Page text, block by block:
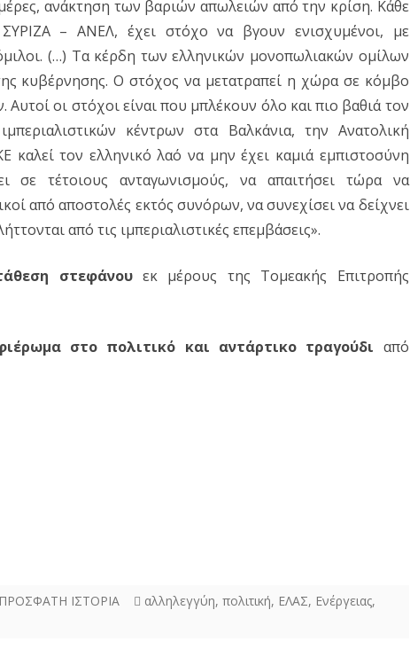
ανάκτηση των βαριών απωλειών από την κρίση. Κάθε
– ΑΝΕΛ, έχει στόχο να βγουν ενισχυμένοι, με
(…) Τα κέρδη των ελληνικών μονοπωλιακών ομίλων
κυβέρνησης. Ο στόχος να μετατραπεί η χώρα σε κόμβο
οι στόχοι είναι που μπλέκουν όλο και πιο βαθιά τον
κέντρων στα Βαλκάνια, την Ανατολική
τον ελληνικό λαό να μην έχει καμιά εμπιστοσύνη
σε τέτοιους ανταγωνισμούς, να απαιτήσει τώρα να
από αποστολές εκτός συνόρων, να συνεχίσει να δείχνει
από τις ιμπεριαλιστικές επεμβάσεις».
στεφάνουεκ μέρους της Τομεακής Επιτροπής
στο πολιτικό και αντάρτικο τραγούδι από
ΙΣΤΟΡΙΑ αλληλεγγύη, πολιτική, ΕΛΑΣ, Ενέργειας,